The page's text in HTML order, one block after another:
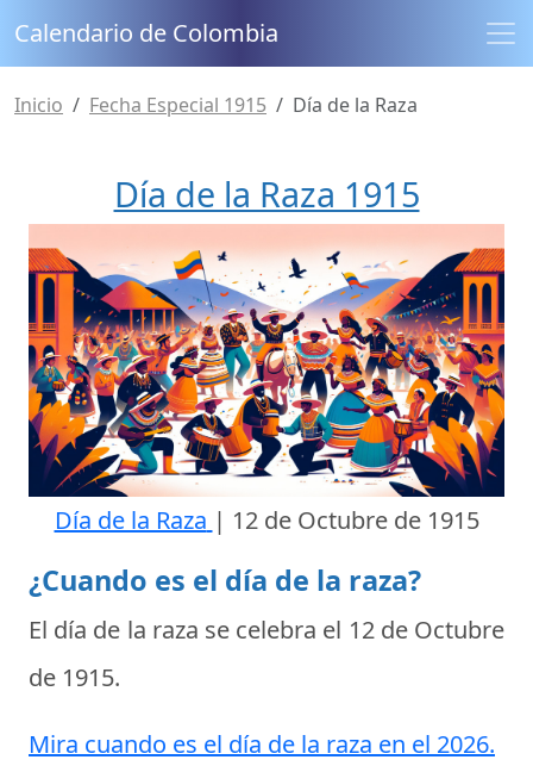
Calendario de Colombia
Inicio Fecha Especial 1915 Día de la Raza
Día de la Raza 1915
Día de la Raza | 12 de Octubre de 1915
¿Cuando es el día de la raza?
El día de la raza se celebra el 12 de Octubre
de 1915.
Mira cuando es el día de la raza en el 2026.